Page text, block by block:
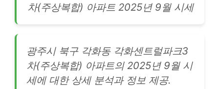
차(주상복합) 아파트 2025년 9월 시세
광주시 북구 각화동 각화센트럴파크3
차(주상복합) 아파트의 2025년 9월 시
세에 대한 상세 분석과 정보 제공.